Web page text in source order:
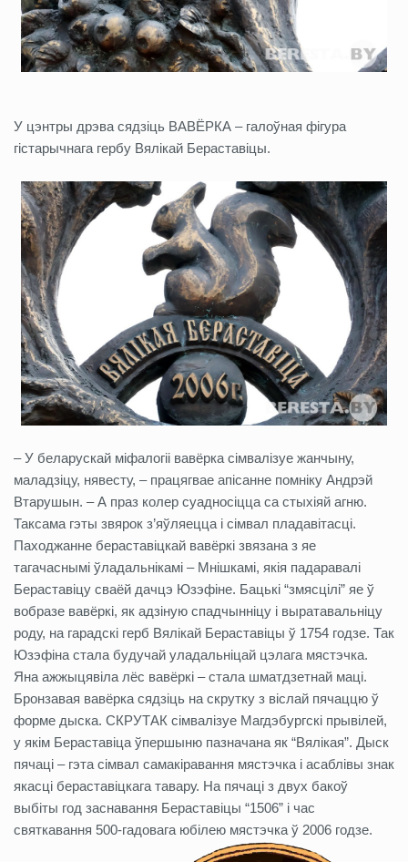
У цэнтры дрэва сядзіць ВАВЁРКА – галоўная фігура
гістарычнага гербу Вялікай Бераставіцы.
– У беларускай міфалогіі вавёрка сімвалізуе жанчыну,
маладзіцу, нявесту, – працягвае апісанне помніку Андрэй
Втарушын. – А праз колер суадносіцца са стыхіяй агню.
Таксама гэты звярок з’яўляецца і сімвал пладавітасці.
Паходжанне бераставіцкай вавёркі звязана з яе
тагачаснымі ўладальнікамі – Мнішкамі, якія падаравалі
Бераставіцу сваёй дачцэ Юзэфіне. Бацькі “змясцілі” яе ў
вобразе вавёркі, як адзіную спадчынніцу і выратавальніцу
роду, на гарадскі герб Вялікай Бераставіцы ў 1754 годзе. Так
Юзэфіна стала будучай уладальніцай цэлага мястэчка.
Яна ажжыцявіла лёс вавёркі – стала шматдзетнай маці.
Бронзавая вавёрка сядзіць на скрутку з віслай пячаццю ў
форме дыска. СКРУТАК сімвалізуе Магдэбургскі прывілей,
у якім Бераставіца ўпершыню пазначана як “Вялікая”. Дыск
пячаці – гэта сімвал самакіравання мястэчка і асаблівы знак
якасці бераставіцкага тавару. На пячаці з двух бакоў
выбіты год заснавання Бераставіцы “1506” і час
святкавання 500-гадовага юбілею мястэчка ў 2006 годзе.